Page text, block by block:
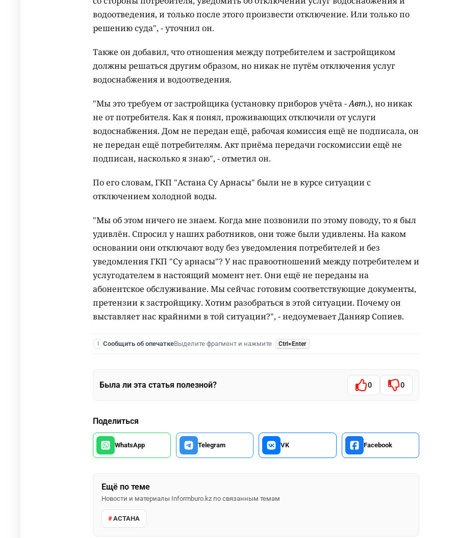
водоотведения, и только после этого произвести отключение. Или только по
решению суда", - уточнил он.
Также он добавил, что отношения между потребителем и застройщиком
должны решаться другим образом, но никак не путём отключения услуг
водоснабжения и водоотведения.
"Мы это требуем от застройщика (установку приборов учёта -Авт.), но никак
не от потребителя. Как я понял, проживающих отключили от услуги
водоснабжения. Дом не передан ещё, рабочая комиссия ещё не подписала, он
не передан ещё потребителям. Акт приёма передачи госкомиссии ещё не
подписан, насколько я знаю", - отметил он.
По его словам, ГКП "Астана Су Арнасы" были не в курсе ситуации с
отключением холодной воды.
"Мы об этом ничего не знаем. Когда мне позвонили по этому поводу, то я был
удивлён. Спросил у наших работников, они тоже были удивлены. На каком
основании они отключают воду без уведомления потребителей и без
уведомления ГКП "Су арнасы"? У нас правоотношений между потребителем и
услугодателем в настоящий момент нет. Они ещё не переданы на
абонентское обслуживание. Мы сейчас готовим соответствующие документы,
претензии к застройщику. Хотим разобраться в этой ситуации. Почему он
выставляет нас крайними в той ситуации?", - недоумевает Данияр Сопиев.
Сообщить об опечаткеВыделите фрагмент и нажмите Ctrl+Enter
Была ли эта статья полезной? 0 0
Поделиться
WhatsApp Telegram VK Facebook
Ещё по теме
Новости и материалы Informburo.kz по связанным темам
АСТАНА